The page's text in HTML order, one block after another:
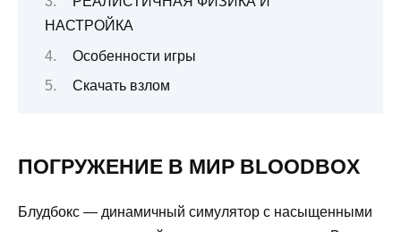
НАСТРОЙКА
Особенности игры
Скачать взлом
ПОГРУЖЕНИЕ В МИР BLOODBOX
Блудбокс — динамичный симулятор с насыщенными